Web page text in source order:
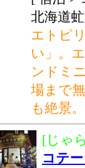
北海道
エトピ
い」。
ンドミ
場まで
も絶景。
[じゃ
コテ